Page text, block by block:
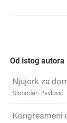
Od istog autora
Njujork za
Slobodan Pavlović
Kongresmeni